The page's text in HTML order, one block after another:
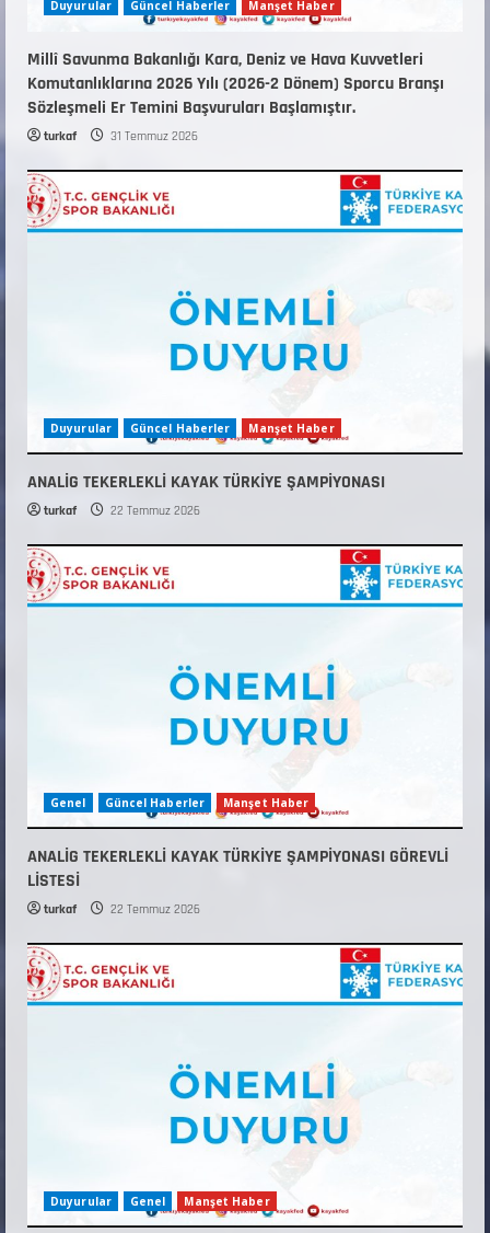
Duyurular Güncel Haberler Manşet Haber
Millî Savunma Bakanlığı Kara, Deniz ve Hava Kuvvetleri
Komutanlıklarına 2026 Yılı (2026-2 Dönem) Sporcu Branşı
Sözleşmeli Er Temini Başvuruları Başlamıştır.
turkaf 31 Temmuz 2026
Duyurular Güncel Haberler Manşet Haber
ANALİG TEKERLEKLİ KAYAK TÜRKİYE ŞAMPİYONASI
turkaf 22 Temmuz 2026
Genel Güncel Haberler Manşet Haber
ANALİG TEKERLEKLİ KAYAK TÜRKİYE ŞAMPİYONASI GÖREVLİ
LİSTESİ
turkaf 22 Temmuz 2026
Duyurular Genel Manşet Haber